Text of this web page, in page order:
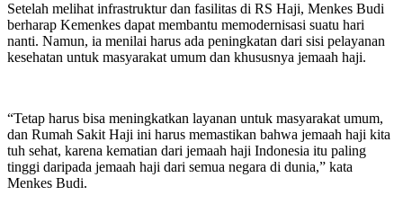
Setelah melihat infrastruktur dan fasilitas di RS Haji, Menkes Budi
berharap Kemenkes dapat membantu memodernisasi suatu hari
nanti. Namun, ia menilai harus ada peningkatan dari sisi pelayanan
kesehatan untuk masyarakat umum dan khususnya jemaah haji.
“Tetap harus bisa meningkatkan layanan untuk masyarakat umum,
dan Rumah Sakit Haji ini harus memastikan bahwa jemaah haji kita
tuh sehat, karena kematian dari jemaah haji Indonesia itu paling
tinggi daripada jemaah haji dari semua negara di dunia,” kata
Menkes Budi.